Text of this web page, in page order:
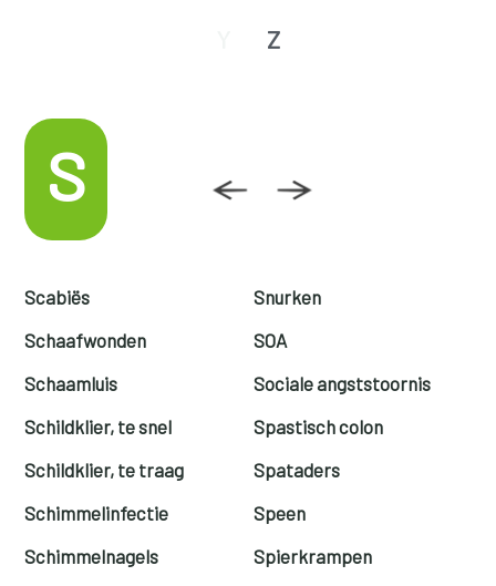
Z
S
Scabiës
Schaafwonden
Schaamluis
Schildklier, te snel
Schildklier, te traag
Schimmelinfectie
Schimmelnagels
Snurken
SOA
Sociale angststoornis
Spastisch colon
Spataders
Speen
Spierkrampen